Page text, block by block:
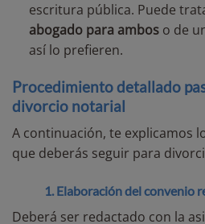
escritura pública. Puede
abogado para amboso de
así lo prefieren.
Procedimiento detallado
divorcio notarial
A continuación, te explicamos
que deberás seguir para
1. Elaboración del convenio
Deberá ser redactado con la